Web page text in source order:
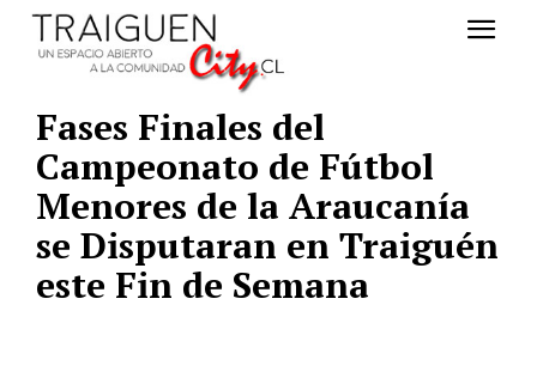
Fases Finales del
Campeonato de Fútbol
Menores de la Araucanía
se Disputaran en Traiguén
este Fin de Semana